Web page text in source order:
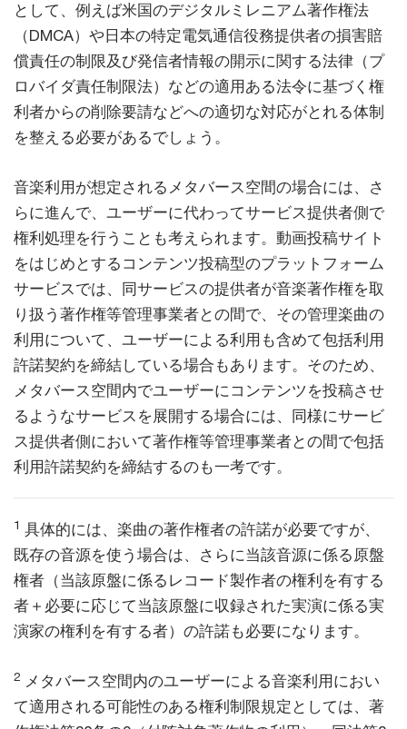
として、例えば米国のデジタルミレニアム著作権法
（DMCA）や日本の特定電気通信役務提供者の損害賠
償責任の制限及び発信者情報の開示に関する法律（プ
ロバイダ責任制限法）などの適用ある法令に基づく権
利者からの削除要請などへの適切な対応がとれる体制
を整える必要があるでしょう。
音楽利用が想定されるメタバース空間の場合には、さ
らに進んで、ユーザーに代わってサービス提供者側で
権利処理を行うことも考えられます。動画投稿サイト
をはじめとするコンテンツ投稿型のプラットフォーム
サービスでは、同サービスの提供者が音楽著作権を取
り扱う著作権等管理事業者との間で、その管理楽曲の
利用について、ユーザーによる利用も含めて包括利用
許諾契約を締結している場合もあります。そのため、
メタバース空間内でユーザーにコンテンツを投稿させ
るようなサービスを展開する場合には、同様にサービ
ス提供者側において著作権等管理事業者との間で包括
利用許諾契約を締結するのも一考です。
1 具体的には、楽曲の著作権者の許諾が必要ですが、
既存の音源を使う場合は、さらに当該音源に係る原盤
権者（当該原盤に係るレコード製作者の権利を有する
者＋必要に応じて当該原盤に収録された実演に係る実
演家の権利を有する者）の許諾も必要になります。
2 メタバース空間内のユーザーによる音楽利用におい
て適用される可能性のある権利制限規定としては、著